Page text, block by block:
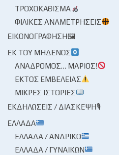
ΤΡΟΧΟΚΆΘΙΣΜΑ
ΦΙΛΙΚΈΣ ΑΝΑΜΕΤΡΉΣΕΙΣ
ΕΙΚΟΝΟΓΡΆΦΗΣΗ🖼
ΕΚ ΤΟΥ ΜΗΔΕΝΌΣ
ΑΝΆΔΡΟΜΟΣ… ΜΆΡΙΟΣ!
ΕΚΤΌΣ ΕΜΒΈΛΕΙΑΣ
ΜΙΚΡΈΣ ΙΣΤΟΡΊΕΣ
ΕΚΔΗΛΏΣΕΙΣ / ΔΙΆΣΚΕΨΗ🎙
ΕΛΛΆΔΑ
ΕΛΛΆΔΑ / ΑΝΔΡΙΚΌ
ΕΛΛΆΔΑ / ΓΥΝΑΙΚΏΝ